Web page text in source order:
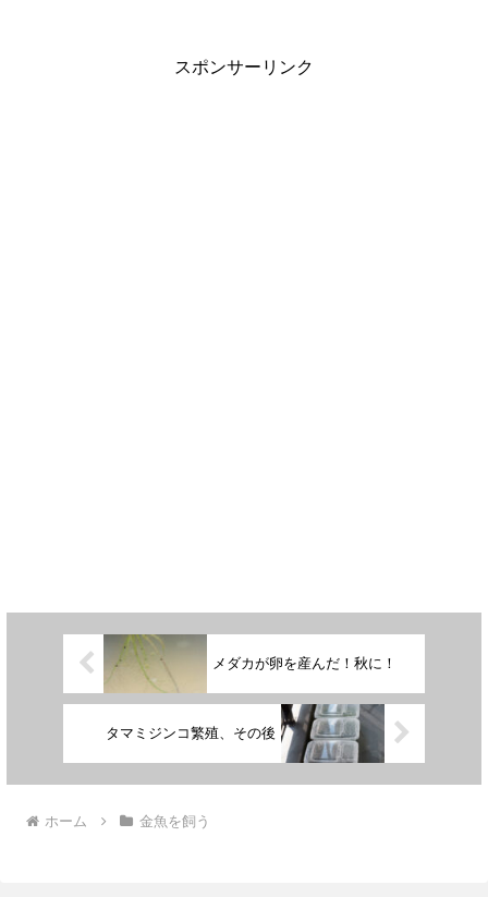
スポンサーリンク
メダカが卵を産んだ！秋に！
タマミジンコ繁殖、その後
ホーム 金魚を飼う